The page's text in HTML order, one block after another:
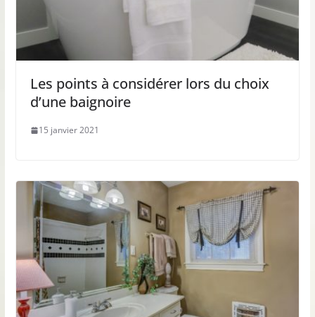
Les points à considérer lors du choix
d’une baignoire
15 janvier 2021